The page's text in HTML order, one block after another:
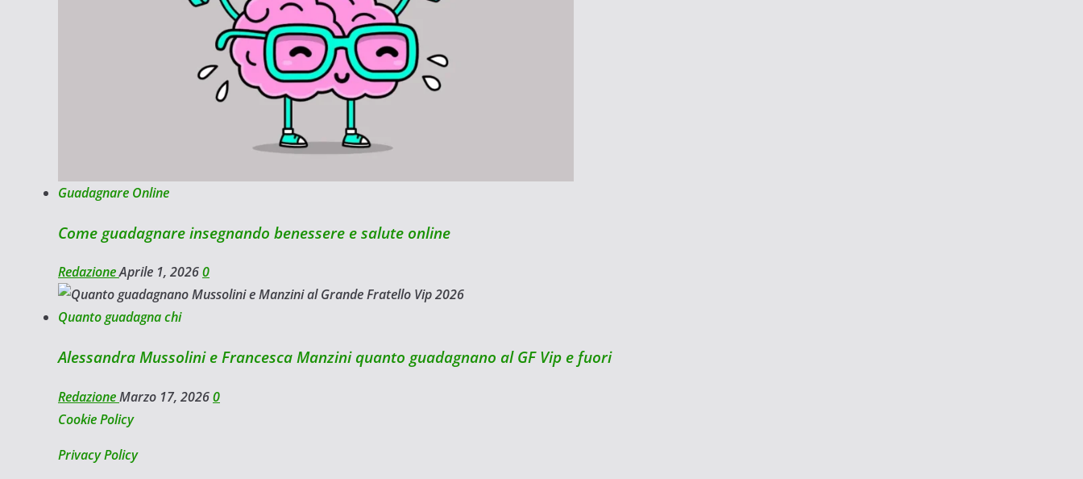
Guadagnare Online
Come guadagnare insegnando benessere e salute online
RedazioneAprile 1, 20260
Quanto guadagna chi
Alessandra Mussolini e Francesca Manzini quanto guadagnano al GF Vip e fuori
RedazioneMarzo 17, 20260
Cookie Policy
Privacy Policy